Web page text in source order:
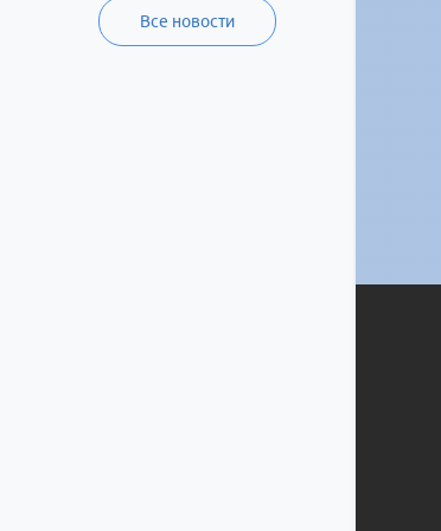
Все новости